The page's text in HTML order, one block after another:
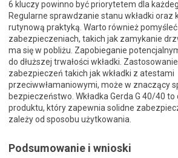
6 kluczy powinno być priorytetem dla
Regularne sprawdzanie stanu wkładki oraz
rutynową praktyką. Warto również
zabezpieczeniach, takich jak zamykanie
ma się w pobliżu. Zapobieganie
do dłuższej trwałości wkładki.
zabezpieczeń takich jak wkładki z atestami
przeciwwłamaniowymi, może w znaczący
bezpieczeństwo. Wkładka Gerda G 40/40 to
produktu, który zapewnia solidne
zależy od sposobu użytkowania.
Podsumowanie i wnioski